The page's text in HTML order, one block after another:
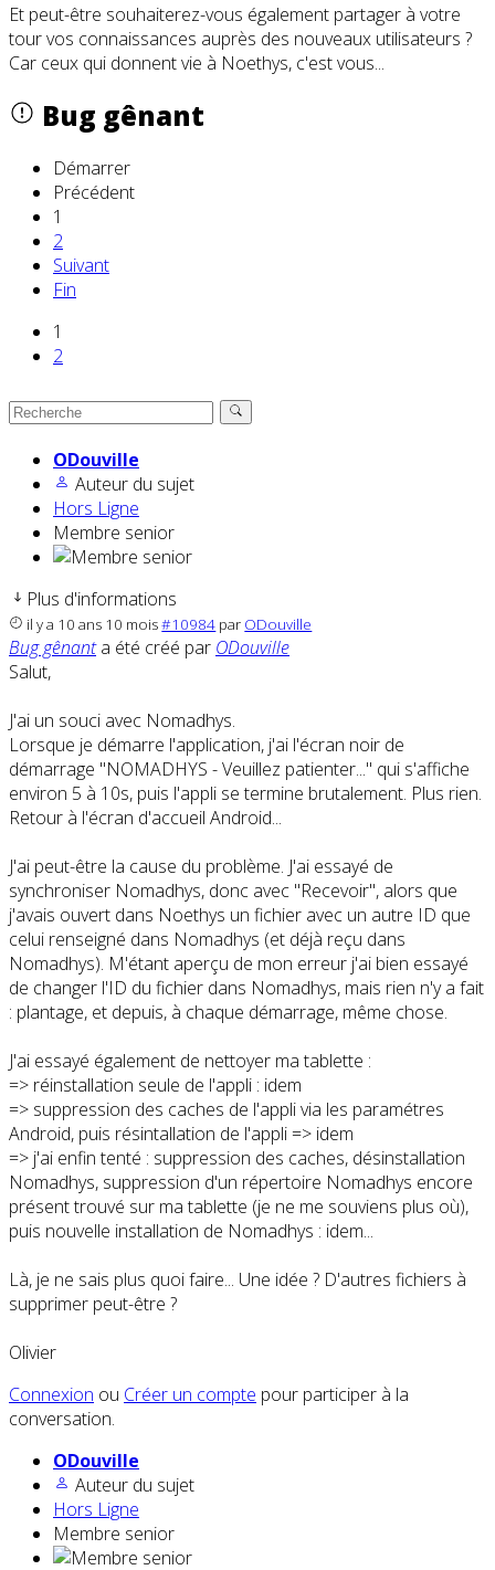
Et peut-être souhaiterez-vous également partager à votre
tour vos connaissances auprès des nouveaux utilisateurs ?
Car ceux qui donnent vie à Noethys, c'est vous...
Bug gênant
Démarrer
Précédent
1
2
Suivant
Fin
1
2
ODouville
Auteur du sujet
Hors Ligne
Membre senior
Plus d'informations
il y a 10 ans 10 mois#10984 par ODouville
Bug gênanta été créé par ODouville
Salut,
J'ai un souci avec Nomadhys.
Lorsque je démarre l'application, j'ai l'écran noir de
démarrage "NOMADHYS - Veuillez patienter..." qui s'affiche
environ 5 à 10s, puis l'appli se termine brutalement. Plus rien.
Retour à l'écran d'accueil Android...
J'ai peut-être la cause du problème. J'ai essayé de
synchroniser Nomadhys, donc avec "Recevoir", alors que
j'avais ouvert dans Noethys un fichier avec un autre ID que
celui renseigné dans Nomadhys (et déjà reçu dans
Nomadhys). M'étant aperçu de mon erreur j'ai bien essayé
de changer l'ID du fichier dans Nomadhys, mais rien n'y a fait
: plantage, et depuis, à chaque démarrage, même chose.
J'ai essayé également de nettoyer ma tablette :
=> réinstallation seule de l'appli : idem
=> suppression des caches de l'appli via les paramétres
Android, puis résintallation de l'appli => idem
=> j'ai enfin tenté : suppression des caches, désinstallation
Nomadhys, suppression d'un répertoire Nomadhys encore
présent trouvé sur ma tablette (je ne me souviens plus où),
puis nouvelle installation de Nomadhys : idem...
Là, je ne sais plus quoi faire... Une idée ? D'autres fichiers à
supprimer peut-être ?
Olivier
Connexion ou Créer un compte pour participer à la
conversation.
ODouville
Auteur du sujet
Hors Ligne
Membre senior